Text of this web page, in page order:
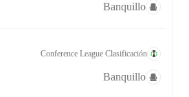
Banquillo
Conference League Clasificación
Banquillo